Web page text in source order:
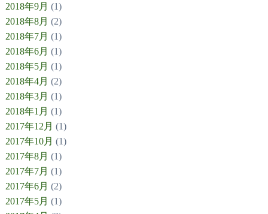
2018年9月 (1)
2018年8月 (2)
2018年7月 (1)
2018年6月 (1)
2018年5月 (1)
2018年4月 (2)
2018年3月 (1)
2018年1月 (1)
2017年12月 (1)
2017年10月 (1)
2017年8月 (1)
2017年7月 (1)
2017年6月 (2)
2017年5月 (1)